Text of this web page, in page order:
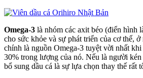
Omega-3 là nhóm các axit béo (điển hình
cho sức khỏe và sự phát triển của cơ thể,
chính là nguồn Omega-3 tuyệt vời nhất
30% trong lượng của nó. Nếu là người
bổ sung dầu cá là sự lựa chọn thay thế rất